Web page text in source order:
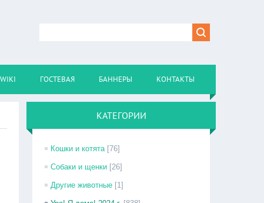
WIKI ГОСТЕВАЯ БАННЕРЫ КОНТАКТЫ
КАТЕГОРИИ
Кошки и котята [76]
Собаки и щенки [26]
Другие животные [1]